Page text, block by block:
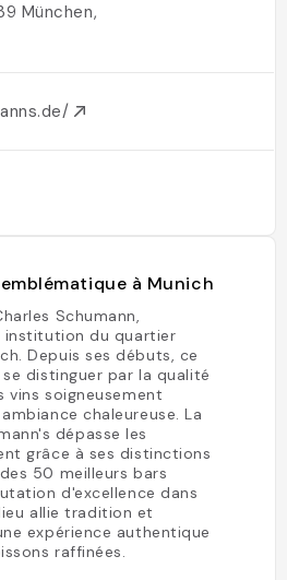
München,
à Munich
Schumann,
institution du quartier
Depuis ses débuts, ce
distinguer par la qualité
vins soigneusement
chaleureuse. La
dépasse les
grâce à ses distinctions
50 meilleurs bars
d'excellence dans
allie tradition et
expérience authentique
raffinées.